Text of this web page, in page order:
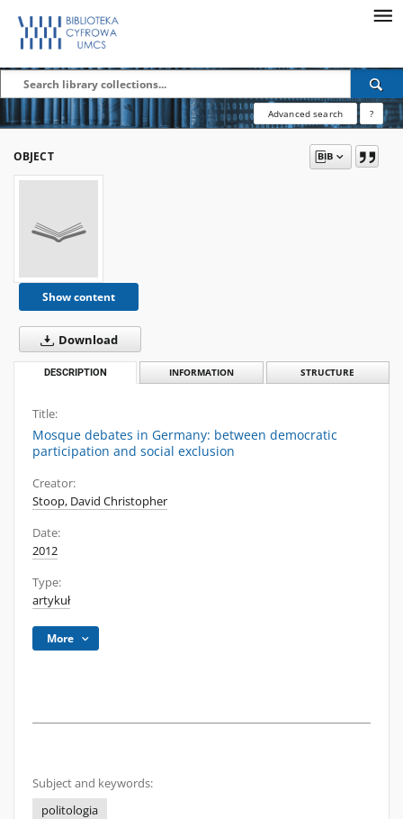
Advanced search ?
OBJECT
Show content
Download
DESCRIPTION INFORMATION STRUCTURE
Title:
Mosque debates in Germany: between democratic
participation and social exclusion
Creator:
Stoop, David Christopher
Date:
2012
Type:
artykuł
More
Subject and keywords:
politologia